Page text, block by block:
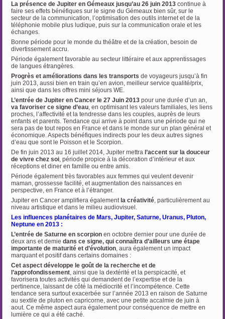
La présence de Jupiter en Gémeaux jusqu’au 26 juin 2013 continue à
faire ses effets bénéfiques sur le signe du Gémeaux bien sûr, sur le
secteur de la communication, l’optimisation des outils internet et de la
téléphonie mobile plus ludique, puis sur la communication orale et les
échanges.
Bonne période pour le monde du théâtre et de la création, besoin de
divertissement accru.
Période également favorable au secteur littéraire et aux apprentissages
de langues étrangères.
Progrès et améliorations dans les transports de voyageurs jusqu’à fin
juin 2013, aussi bien en train qu’en avion, meilleur service qualité/prix,
ainsi que dans les offres mini séjours WE.
L’entrée de Jupiter en Cancer le 27 Juin 2013 pour une durée d’un an,
va favoriser ce signe d’eau, en optimisant les valeurs familiales, les liens
proches, l’affectivité et la tendresse dans les couples, auprès de leurs
enfants et parents. Tendance qui arrive à point dans une période qui ne
sera pas de tout repos en France et dans le monde sur un plan général et
économique. Aspects bénéfiques indirects pour les deux autres signes
d’eau que sont le Poisson et le Scorpion.
De fin juin 2013 au 16 juillet 2014, Jupiter mettra l’accent sur la douceur
de vivre chez soi, période propice à la décoration d’intérieur et aux
réceptions et diner en famille ou entre amis.
Période également très favorables aux femmes qui veulent devenir
maman, grossesse facilité, et augmentation des naissances en
perspective, en France et à l’étranger.
Jupiter en Cancer amplifiera également la créativité, particulièrement au
niveau artistique et dans le milieu audiovisuel.
Les influences planétaires de Mars, Jupiter, Saturne, Uranus, Pluton,
Neptune en 2013 :
L’entrée de Saturne en scorpion en octobre dernier pour une durée de
deux ans et demiedans ce signe, qui connaîtra d’ailleurs une étape
importante de maturité et d’évolution, aura également un impact
marquant et positif dans certains domaines :
Cet aspect développe le goût de la recherche et de
l’approfondissement, ainsi que la dextérité et la perspicacité, et
favorisera toutes activités qui demandent de l’expertise et de la
pertinence, laissant de côté la médiocrité et l’incompétence. Cette
tendance sera surtout exacerbée sur l’année 2013 en raison de Saturne
au sextile de pluton en capricorne, avec une petite accalmie de juin à
aout. Ce même aspect aura également pour conséquence de mettre en
lumière ce qui a été caché.